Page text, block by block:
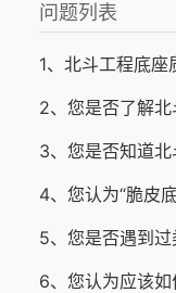
问题列表
1、北斗工程底座
2、您是否了解北
3、您是否知道北
4、您认为“脆皮
5、您是否遇到过
6、您认为应该如